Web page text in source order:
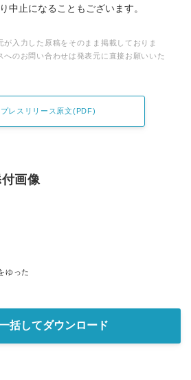
中止になることもございます。
が入力した原稿をそのまま掲載しておりま
へのお問い合わせは発表元に直接お願いいた
プレスリリース原文(PDF)
画像
ゆった
括してダウンロード